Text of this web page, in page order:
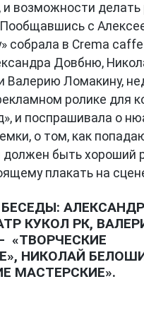
и возможности делать
с
собрала в Crema
Довбню,
Валерию Ломакину,
ролике для
и поспрашивала о
о том, как
должен быть хороший
плакать на
АЛЕКСАНДР
КУКОЛ РК,
«ТВОРЧЕСКИЕ
НИКОЛАЙ
МАСТЕРСКИЕ».